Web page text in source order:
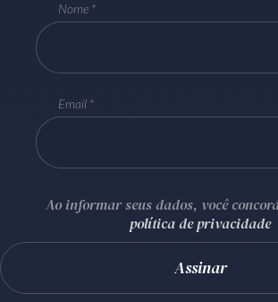
Nome
Email
Ao informar seus dados, você
política de privacidade